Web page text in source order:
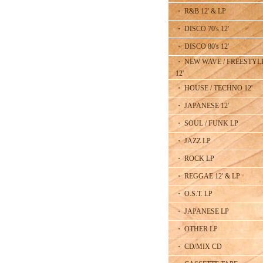
・ R&B 12' & LP
・ DISCO 70's 12'
・ DISCO 80's 12'
・ NEW WAVE /
12'
・ HOUSE / TECHNO 12'
・ JAPANESE 12'
・ SOUL / FUNK LP
・ JAZZ LP
・ ROCK LP
・ REGGAE 12' & LP
・ O.S.T. LP
・ JAPANESE LP
・ OTHER LP
・ CD/MIX CD